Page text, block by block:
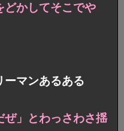
どかしてそこでや
ーマンあるある
ぜ」とわっさわさ揺